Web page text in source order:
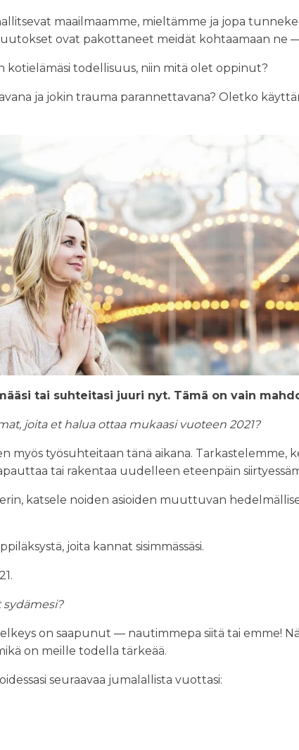
maailmaamme, mieltämme ja jopa
ovat pakottaneet meidät kohtaamaan ne
todellisuus, niin mitä olet oppinut?
ja jokin trauma parannettavana? Oletko
tai suhteitasi juuri nyt. Tämä on vain
joita et halua ottaa mukaasi vuoteen 2021?
työsuhteitaan tänä aikana. Tarkastelemme,
tai rakentaa uudelleen eteenpäin
katsele noiden asioiden muuttuvan
joita kannat sisimmässäsi.
sydämesi?
on saapunut — nautimmepa siitä tai emme!
on meille todella tärkeää.
seuraavaa jumalallista vuottasi: